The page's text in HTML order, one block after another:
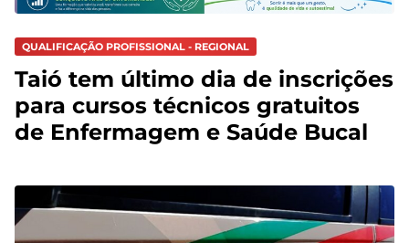
QUALIFICAÇÃO PROFISSIONAL - REGIONAL
Taió tem último dia de inscrições
para cursos técnicos gratuitos
de Enfermagem e Saúde Bucal